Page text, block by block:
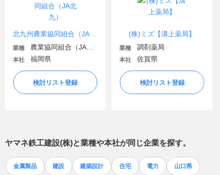
業種
本社 福岡県
検討リスト登録
(株)ミズ【溝上薬局】
業種 調剤薬局
本社 佐賀県
検討リスト登録
ヤマネ鉄工建設(株)と業種や本社が同じ企業を探す。
金属製品 建設 建築設計 住宅 電力 山口県